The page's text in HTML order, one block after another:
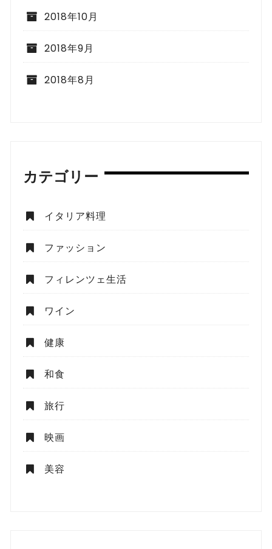
2018年10月
2018年9月
2018年8月
カテゴリー
イタリア料理
ファッション
フィレンツェ生活
ワイン
健康
和食
旅行
映画
美容